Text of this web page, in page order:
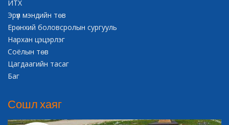
ИТХ
Эрүүл мэндийн төв
Ерөнхий боловсролын сургууль
Нархан цэцэрлэг
Соёлын төв
Цагдаагийн тасаг
Баг
Сошл хаяг